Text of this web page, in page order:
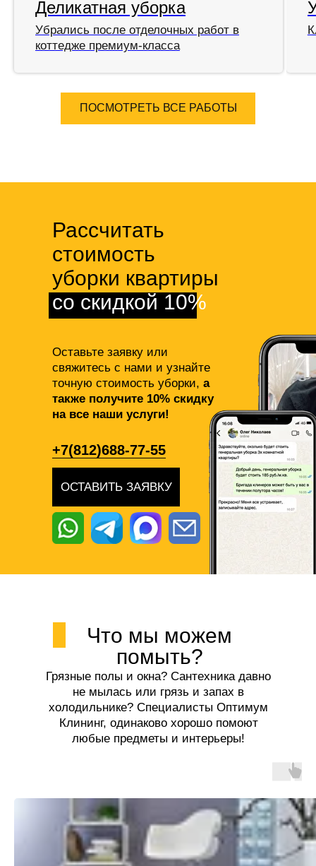
Деликатная уборка
Убрались после отделочных работ в
коттедже премиум-класса
ПОСМОТРЕТЬ ВСЕ РАБОТЫ
Оставьте заявку или
свяжитесь с нами и узнайте
точную стоимость уборки, а
также получите 10% скидку
на все наши услуги!
Рассчитать
стоимость
уборки квартиры
со скидкой 10%
ОСТАВИТЬ ЗАЯВКУ
+7(812)688-77-55
Что мы можем
помыть?
Грязные полы и окна? Сантехника давно
не мылась или грязь и запах в
холодильнике? Специалисты Оптимум
Клининг, одинаково хорошо помоют
любые предметы и интерьеры!